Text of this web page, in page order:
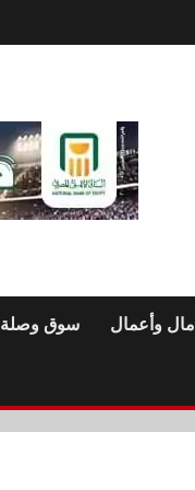
مال وأعمال سوق وصلة